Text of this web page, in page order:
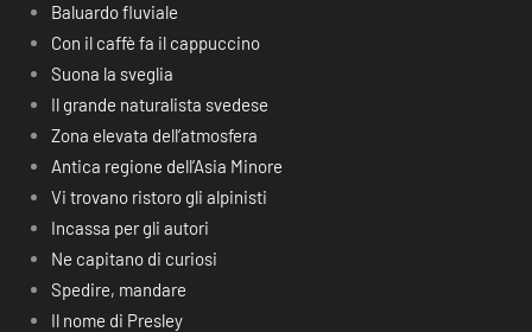
Baluardo fluviale
Con il caffè fa il cappuccino
Suona la sveglia
Il grande naturalista svedese
Zona elevata dell’atmosfera
Antica regione dell’Asia Minore
Vi trovano ristoro gli alpinisti
Incassa per gli autori
Ne capitano di curiosi
Spedire, mandare
Il nome di Presley